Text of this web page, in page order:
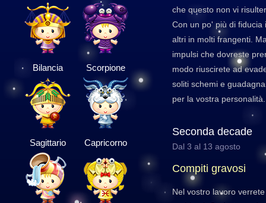
Bilancia Scorpione
Sagittario Capricorno
che questo non vi
Con un po' più di
altri in molti frangenti.
impulsi che dovreste
modo riuscirete ad
soliti schemi e
per la vostra personalità.
Seconda decade
Dal 3 al 13 agosto
Compiti gravosi
Nel vostro lavoro